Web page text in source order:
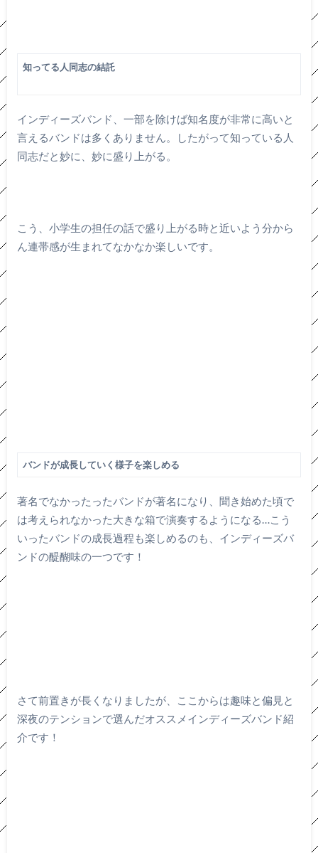
知ってる人同志の結託
インディーズバンド、一部を除けば知名度が非常に高いと
言えるバンドは多くありません。したがって知っている人
同志だと妙に、妙に盛り上がる。
こう、小学生の担任の話で盛り上がる時と近いよう分から
ん連帯感が生まれてなかなか楽しいです。
バンドが成長していく様子を楽しめる
著名でなかったったバンドが著名になり、聞き始めた頃で
は考えられなかった大きな箱で演奏するようになる…こう
いったバンドの成長過程も楽しめるのも、インディーズバ
ンドの醍醐味の一つです！
さて前置きが長くなりましたが、ここからは趣味と偏見と
深夜のテンションで選んだオススメインディーズバンド紹
介です！